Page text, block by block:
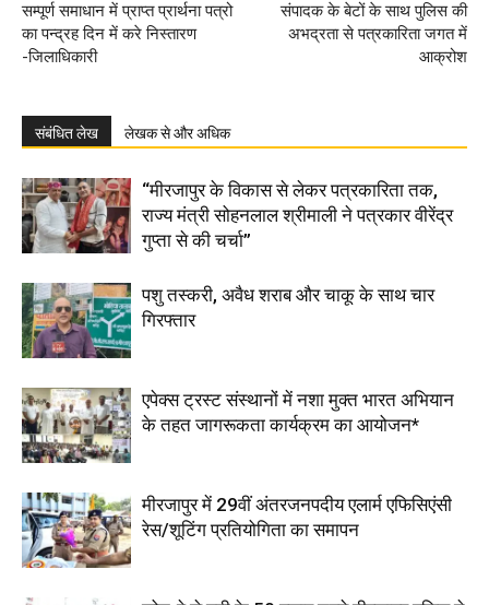
सम्पूर्ण समाधान में प्राप्त प्रार्थना पत्रो
का पन्द्रह दिन में करे निस्तारण
-जिलाधिकारी
संपादक के बेटों के साथ पुलिस की
अभद्रता से पत्रकारिता जगत में
आक्रोश
संबंधित लेख लेखक से और अधिक
“मीरजापुर के विकास से लेकर पत्रकारिता तक,
राज्य मंत्री सोहनलाल श्रीमाली ने पत्रकार वीरेंद्र
गुप्ता से की चर्चा”
पशु तस्करी, अवैध शराब और चाकू के साथ चार
गिरफ्तार
एपेक्स ट्रस्ट संस्थानों में नशा मुक्त भारत अभियान
के तहत जागरूकता कार्यक्रम का आयोजन*
मीरजापुर में 29वीं अंतरजनपदीय एलार्म एफिसिएंसी
रेस/शूटिंग प्रतियोगिता का समापन